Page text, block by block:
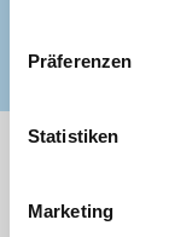
Präferenzen
Statistiken
Marketing
Impressum